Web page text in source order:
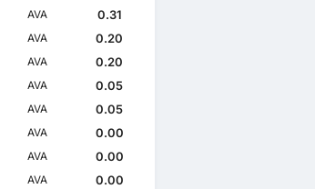
AVA
0.31
AVA
0.20
AVA
0.20
AVA
0.05
AVA
0.05
AVA
0.00
AVA
0.00
AVA
0.00